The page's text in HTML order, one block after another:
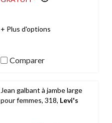
+ Plus d'options
Comparer
Jean galbant à jambe large
pour femmes, 318, Levi's